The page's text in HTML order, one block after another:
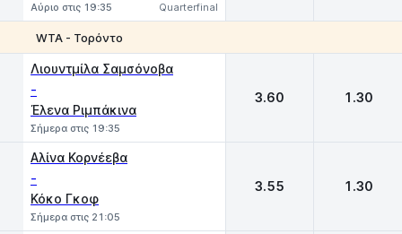
Αύριο στις 19:35 Quarterfinal
WTA - Τορόντο
Λιουντμίλα Σαμσόνοβα
-
Έλενα Ριμπάκινα
Σήμερα στις 19:35
3.60 1.30
Αλίνα Κορνέεβα
-
Κόκο Γκοφ
Σήμερα στις 21:05
3.55 1.30